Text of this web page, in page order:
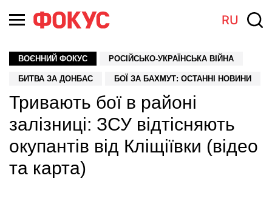
RU
ВОЄННИЙ ФОКУС РОСІЙСЬКО-УКРАЇНСЬКА ВІЙНА
БИТВА ЗА ДОНБАС БОЇ ЗА БАХМУТ: ОСТАННІ НОВИНИ
Тривають бої в районі
залізниці: ЗСУ відтісняють
окупантів від Кліщіївки (відео
та карта)